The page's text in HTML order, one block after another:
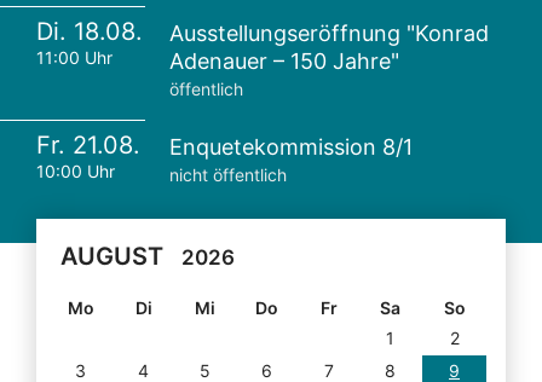
Di. 18.08.
11:00 Uhr
Ausstellungseröffnung "Konrad
Adenauer – 150 Jahre"
öffentlich
Fr. 21.08.
10:00 Uhr
Enquetekommission 8/1
nicht öffentlich
AUGUST 2026
Mo Di Mi Do Fr Sa
So
1
2
3
4 5 6 7 8
9